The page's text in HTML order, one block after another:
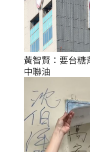
黃智賢：要台糖
中聯油